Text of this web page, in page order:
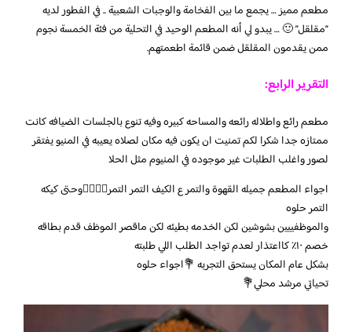
مطعم مميز … يجمع ما بين الفخامة والوجبات الشعبية .. في الفطور لديه
“مقلقل” 🙂 … يبدو لي أنه المطعم الوحيد في التحلية من فئة الخمسة نجوم
ممن يقدمون المقلقل ضمن قائمة اطعمتهم.
التقرير الرابع:
مطعم رائع واطلاله رائعه والمساحه كبيره وفيه تنوع بالجلسات الضيافه كانت
ممتازه جدا شكرا لكم تمنيت ان يكون فيه مكان لصلاه يعيبه في المنيو يفتقر
لصور واغلب الطلبات غير موجوده في المنيوم مثل الحلا
اجواء المطعم جميله القهوة والتمر ع الكيف التمر التمر👌🏼👌🏼وحتى كيكه
التمر حلوه
والموظفييين بشوشين لكن الخدمه بطيئه لكن ماقصر الموظف قدم بطاقه
خصم ١٠٪؜ كااعتذار لعدم تواجد الطلب اللي طلبته
بشكل عام المكان يستحق التجربه 💐اجواء حلوه
تحياتي مرشد محلي💐